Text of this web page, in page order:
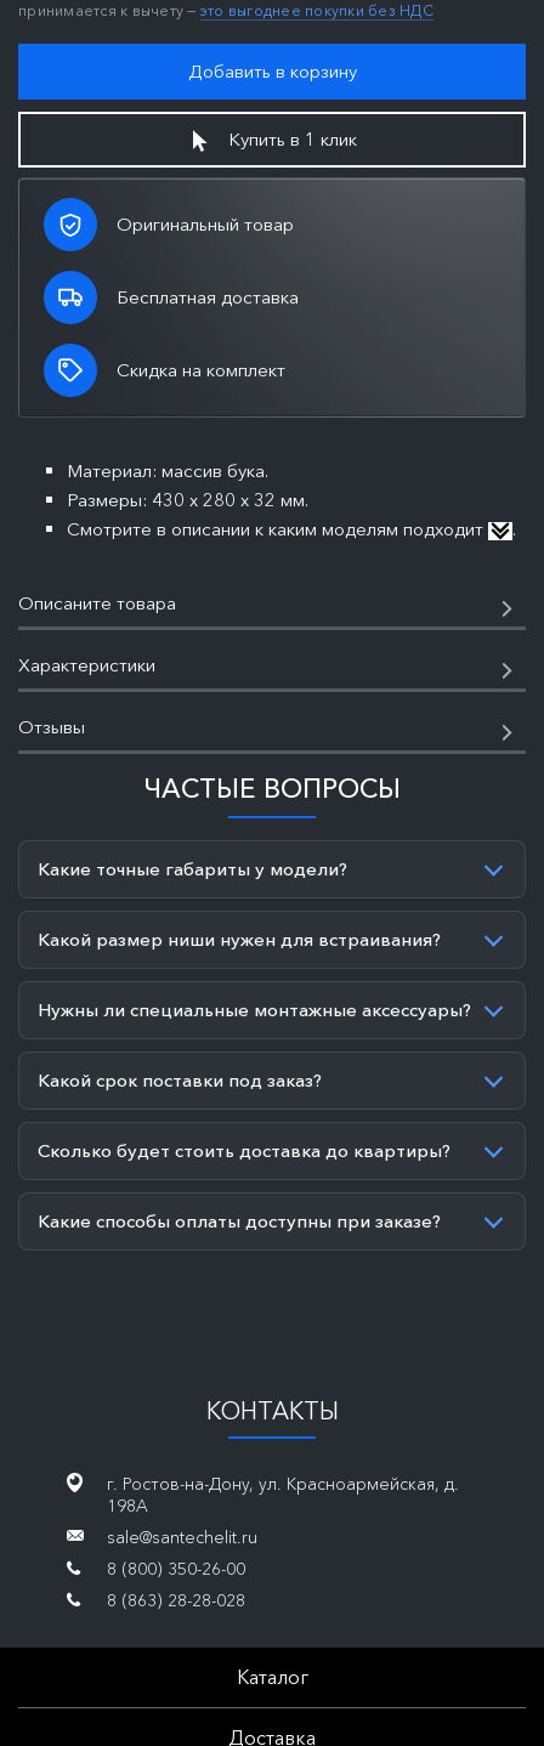
принимается к вычету — это выгоднее покупки без НДС
Добавить в корзину
Купить в 1 клик
Оригинальный товар
Бесплатная доставка
Скидка на комплект
Материал: массив бука.
Размеры: 430 х 280 х 32 мм.
Смотрите в описании к каким моделям подходит
.
Описаните товара
Характеристики
Отзывы
ЧАСТЫЕ ВОПРОСЫ
Какие точные габариты у модели?
Какой размер ниши нужен для встраивания?
Нужны ли специальные монтажные аксессуары?
Какой срок поставки под заказ?
Сколько будет стоить доставка до квартиры?
Какие способы оплаты доступны при заказе?
КОНТАКТЫ
г. Ростов-на-Дону, ул. Красноармейская, д.
198А
sale@santechelit.ru
8 (800) 350-26-00
8 (863) 28-28-028
Каталог
Доставка